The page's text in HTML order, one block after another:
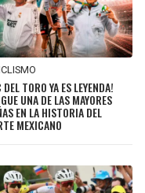
DEL TORO YA ES LEYENDA!
UNA DE LAS MAYORES
EN LA HISTORIA DEL
MEXICANO